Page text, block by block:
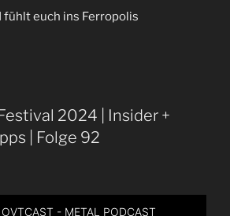
euch ins Ferropolis
2024 | Insider +
| Folge 92